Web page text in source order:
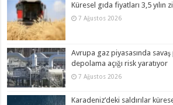
Küresel gıda fiyatları 3,5 yılın
7 Ağustos 2026
Avrupa gaz piyasasında
depolama açığı risk yaratıyor
7 Ağustos 2026
Karadeniz’deki saldırılar